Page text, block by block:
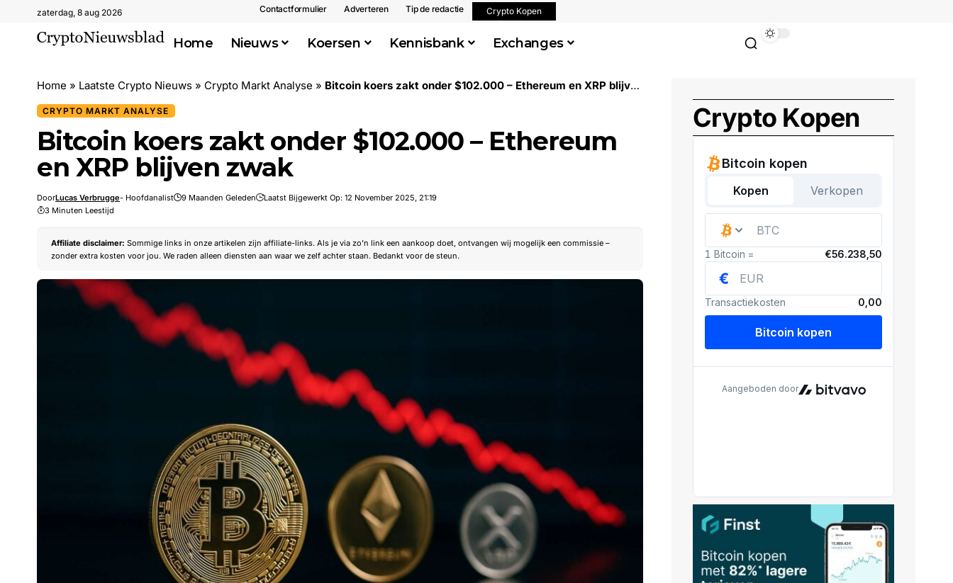
zaterdag, 8 aug 2026 Contactformulier Adverteren Tip de redactie Crypto Kopen
Home Nieuws Koersen Kennisbank Exchanges
Home » Laatste Crypto Nieuws » Crypto Markt Analyse » Bitcoin koers zakt onder $102.000 – Ethereum en XRP blijven zwak
CRYPTO MARKT ANALYSE
Bitcoin koers zakt onder $102.000 – Ethereum
en XRP blijven zwak
DoorLucas Verbrugge- Hoofdanalist 9 Maanden Geleden
Laatst Bijgewerkt Op: 12 November 2025, 21:19
3 Minuten Leestijd
Affiliate disclaimer: Sommige links in onze artikelen zijn affiliate-links. Als je via zo’n link een aankoop doet, ontvangen wij mogelijk een commissie –
zonder extra kosten voor jou. We raden alleen diensten aan waar we zelf achter staan. Bedankt voor de steun.
Crypto Kopen